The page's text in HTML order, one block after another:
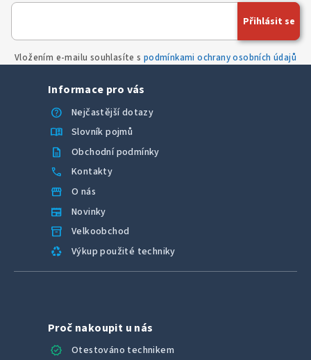
Vložením e-mailu souhlasíte s podmínkami ochrany osobních údajů
Přihlásit se
Informace pro vás
help
Nejčastější dotazy
menu_book Slovník pojmů
description Obchodní podmínky
call Kontakty
storefront O nás
newspaper Novinky
inventory_2 Velkoobchod
recycling Výkup použité techniky
Proč nakoupit u nás
verified
Otestováno technikem